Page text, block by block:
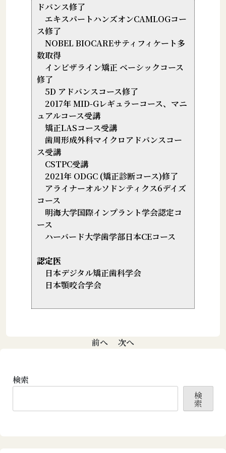
ドバンス修了
エキスパートハンズオンCAMLOGコー
ス修了
NOBEL BIOCAREサティフィケート多
数取得
インビザライン矯正 ベーシックコース
修了
5D アドバンスコース修了
2017年 MID-Gレギュラーコース、マニ
ュアルコース受講
矯正LASコース受講
歯周形成外科マイクロアドバンスコー
ス受講
CSTPC受講
2021年 ODGC (矯正診断コース)修了
アライナーオルソドンティクス6デイズ
コース
明海大学国際インプラント学会認定コ
ース
ハーバード大学歯学部日本CEコース
認定医
日本デジタル矯正歯科学会
日本顎咬合学会
ナ
ビ
前へ 次へ
検索
検
索